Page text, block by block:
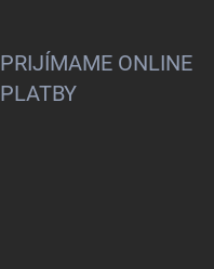
PRIJÍMAME ONLINE
PLATBY